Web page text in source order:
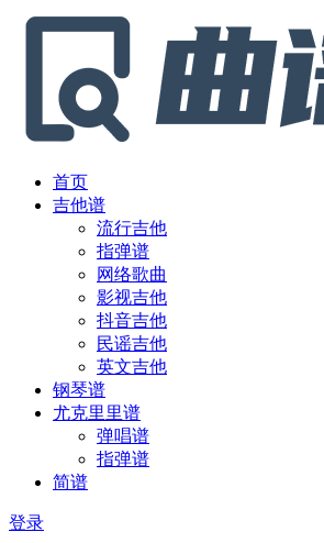
首页
吉他谱
流行吉他
指弹谱
网络歌曲
影视吉他
抖音吉他
民谣吉他
英文吉他
钢琴谱
尤克里里谱
弹唱谱
指弹谱
简谱
登录